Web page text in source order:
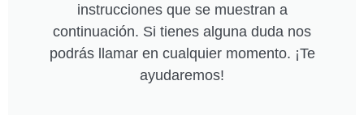
instrucciones que se muestran a
continuación. Si tienes alguna duda nos
podrás llamar en cualquier momento. ¡Te
ayudaremos!